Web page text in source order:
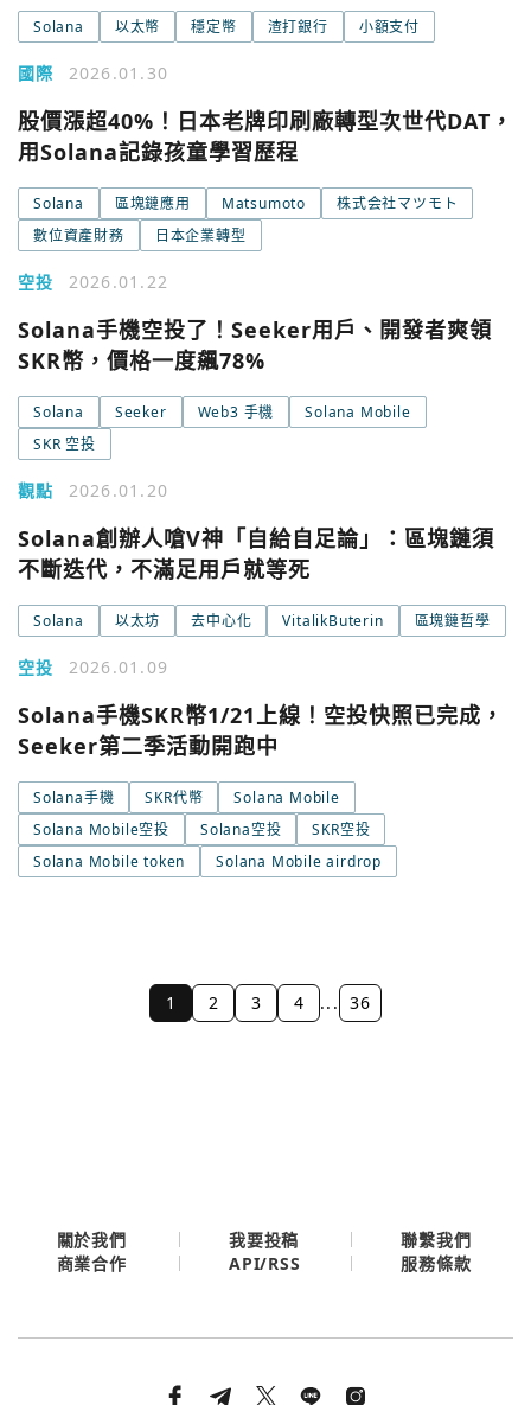
Solana 以太幣 穩定幣 渣打銀行 小額支付
國際 2026.01.30
股價漲超40%！日本老牌印刷廠轉型次世代DAT，
用Solana記錄孩童學習歷程
Solana 區塊鏈應用 Matsumoto
株式会社マツモト
數位資產財務
日本企業轉型
空投 2026.01.22
Solana手機空投了！Seeker用戶、開發者爽領
SKR幣，價格一度飆78%
Solana Seeker Web3 手機
Solana Mobile
SKR 空投
觀點 2026.01.20
Solana創辦人嗆V神「自給自足論」：區塊鏈須
不斷迭代，不滿足用戶就等死
Solana 以太坊 去中心化 VitalikButerin 區塊鏈哲學
空投 2026.01.09
Solana手機SKR幣1/21上線！空投快照已完成，
Seeker第二季活動開跑中
Solana手機 SKR代幣
Solana Mobile
Solana Mobile空投
Solana空投
SKR空投
Solana Mobile token
Solana Mobile airdrop
1 2 3 4 ... 36
Email
關於我們 我要投稿
聯繫我們
商業合作
API/RSS 服務條款